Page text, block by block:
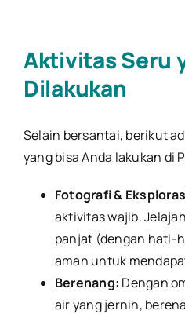
Aktivitas Seru
Dilakukan
Selain bersantai, berikut
yang bisa Anda lakukan di
Fotografi &
aktivitas wajib.
panjat (dengan hati-
aman untuk
Berenang: Dengan
air yang jernih,